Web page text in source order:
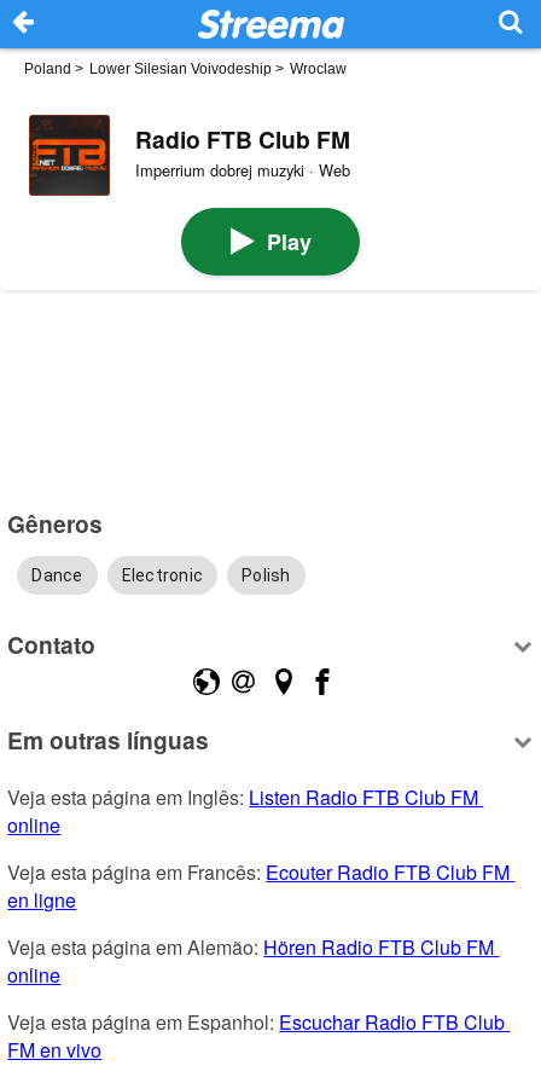
Poland > Lower Silesian Voivodeship > Wroclaw
Radio FTB Club FM
Imperrium dobrej muzyki · Web
Play
Gêneros
Dance Electronic Polish
Contato
Em outras línguas
Veja esta página em Inglês: Listen Radio FTB Club FM
online
Veja esta página em Francês: Ecouter Radio FTB Club FM
en ligne
Veja esta página em Alemão: Hören Radio FTB Club FM
online
Veja esta página em Espanhol: Escuchar Radio FTB Club
FM en vivo